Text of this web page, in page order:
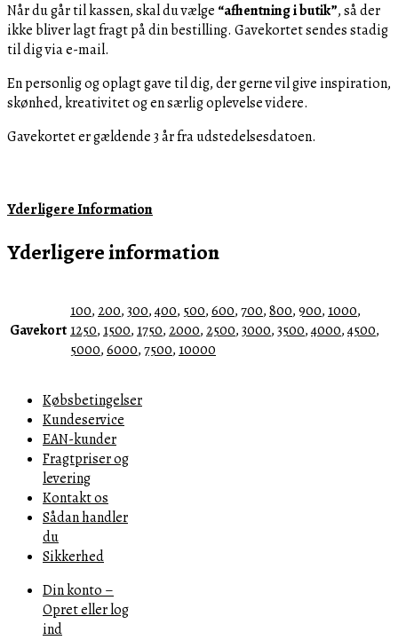
Når du går til kassen, skal du vælge “afhentning i butik”, så der
ikke bliver lagt fragt på din bestilling. Gavekortet sendes stadig
til dig via e-mail.
En personlig og oplagt gave til dig, der gerne vil give inspiration,
skønhed, kreativitet og en særlig oplevelse videre.
Gavekortet er gældende 3 år fra udstedelsesdatoen.
Yderligere Information
Yderligere information
Gavekort
100, 200,300,400, 500,600,700,800,900, 1000,
1250, 1500, 1750, 2000, 2500,3000,3500,4000,4500,
5000,6000,7500, 10000
Købsbetingelser
Kundeservice
EAN-kunder
Fragtpriser og
levering
Kontakt os
Sådan handler
du
Sikkerhed
Din konto –
Opret eller log
ind